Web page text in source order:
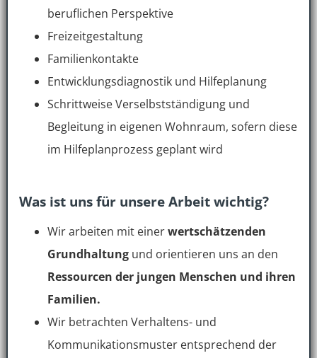
beruflichen Perspektive
Freizeitgestaltung
Familienkontakte
Entwicklungsdiagnostik und Hilfeplanung
Schrittweise Verselbstständigung und
Begleitung in eigenen Wohnraum, sofern diese
im Hilfeplanprozess geplant wird
Was ist uns für unsere Arbeit wichtig?
Wir arbeiten mit einerwertschätzenden
Grundhaltungund orientieren uns an den
Ressourcen der jungen Menschen und ihren
Familien.
Wir betrachten Verhaltens- und
Kommunikationsmuster entsprechend der